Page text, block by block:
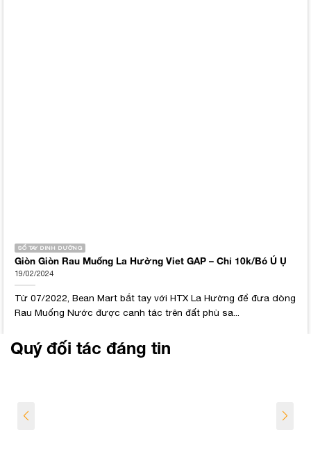
SỐ TAY DINH DƯỠNG
Giòn Giòn Rau Muống La Hường Viet GAP – Chỉ 10k/Bó Ú Ụ
19/02/2024
Từ 07/2022, Bean Mart bắt tay với HTX La Hường để đưa dòng
Rau Muống Nước được canh tác trên đất phù sa...
Quý đối tác đáng tin